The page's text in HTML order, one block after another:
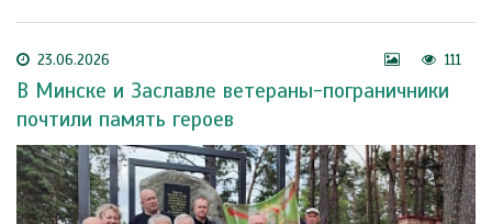
23.06.2026 111
В Минске и Заславле ветераны-пограничники
почтили память героев